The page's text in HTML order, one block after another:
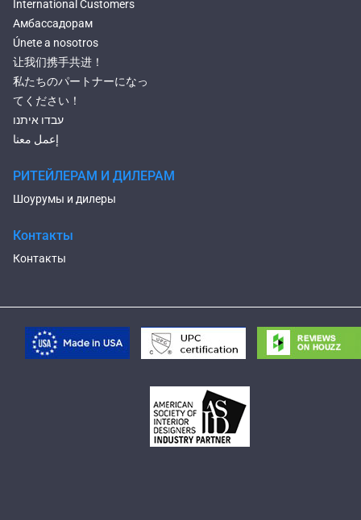
International Customers
Амбассадорам
Únete a nosotros
让我们携手共进！
私たちのパートナーになっ
てください！
עבדו איתנו
إعمل معنا
РИТЕЙЛЕРАМ И ДИЛЕРАМ
Шоурумы и дилеры
Контакты
Контакты